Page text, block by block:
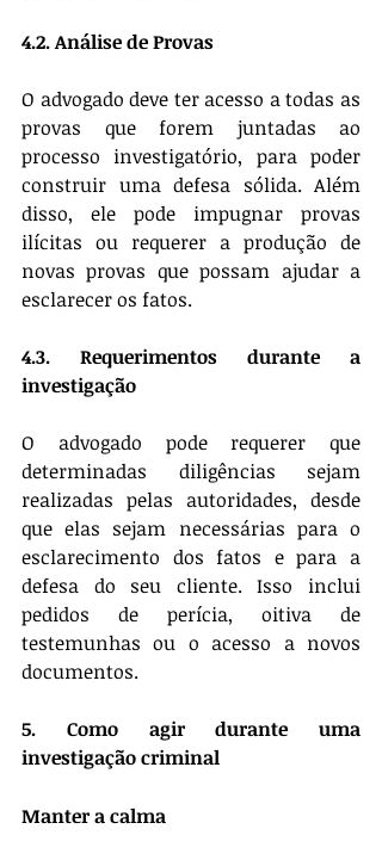
4.2. Análise de Provas
O advogado deve ter acesso a todas as
provas que forem juntadas ao
processo investigatório, para poder
construir uma defesa sólida. Além
disso, ele pode impugnar provas
ilícitas ou requerer a produção de
novas provas que possam ajudar a
esclarecer os fatos.
4.3. Requerimentos durante a
investigação
O advogado pode requerer que
determinadas diligências sejam
realizadas pelas autoridades, desde
que elas sejam necessárias para o
esclarecimento dos fatos e para a
defesa do seu cliente. Isso inclui
pedidos de perícia, oitiva de
testemunhas ou o acesso a novos
documentos.
5. Como agir durante uma
investigação criminal
Manter a calma